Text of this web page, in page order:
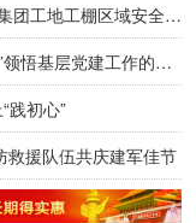
党建引领筑防线 赋能安全提质效——新钢集团工地工棚区域安全管理创新实践研究
把人民放在心中最高位置——从“三个坚持”领悟基层党建工作的为民初心
践初心”
援队伍共庆建军佳节